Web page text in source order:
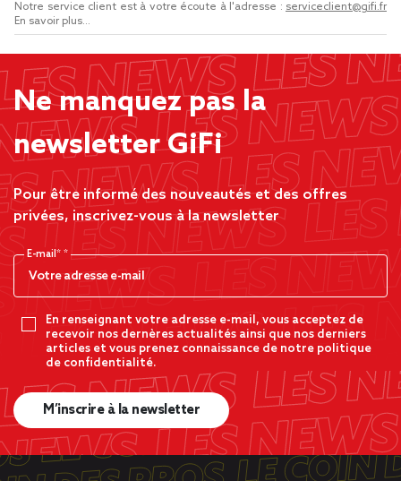
Notre service client est à votre écoute à l'adresse : serviceclient@gifi.fr
En savoir plus...
Ne manquez pas la
newsletter GiFi
Pour être informé des nouveautés et des offres
privées, inscrivez-vous à la newsletter
E-mail*
En renseignant votre adresse e-mail, vous acceptez de
recevoir nos dernères actualités ainsi que nos derniers
articles et vous prenez connaissance de notre politique
de confidentialité.
M’inscrire à la newsletter